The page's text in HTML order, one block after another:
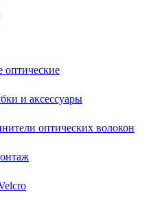
оптические
и аксессуары
оптических волокон